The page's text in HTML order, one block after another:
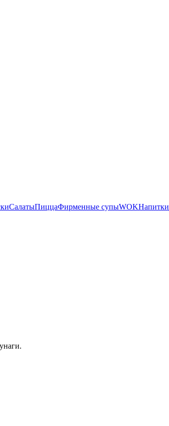
СалатыПиццаФирменные супыWOKНапитки